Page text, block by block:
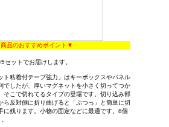
品のおすすめポイント▼
セットでお届けします。
ト粘着付テープ強力」はキーボックスやパネル
でしたが、厚いマグネットを小さく切ってつか
そこで切れてるタイプの登場です。切り込み部
ら反対側に折り曲げると「ぷつっ」と簡単に切
に残ります。小物の固定などに最適です。8個